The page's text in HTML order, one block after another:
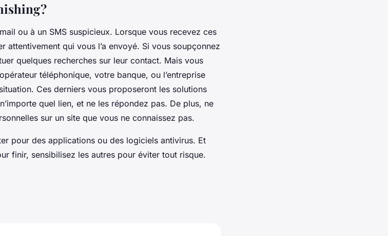
?
ou à un SMS suspicieux. Lorsque vous recevez ces
attentivement qui vous l’a envoyé. Si vous soupçonnez
quelques recherches sur leur contact. Mais vous
téléphonique, votre banque, ou l’entreprise
Ces derniers vous proposeront les solutions
quel lien, et ne les répondez pas. De plus, ne
sur un site que vous ne connaissez pas.
pour des applications ou des logiciels antivirus. Et
finir, sensibilisez les autres pour éviter tout risque.